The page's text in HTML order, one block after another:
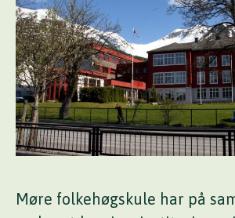
Møre folkehøgskule har på